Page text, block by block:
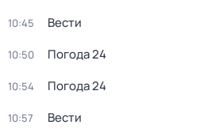
10:45 Вести
10:50 Погода 24
10:54 Погода 24
10:57 Вести